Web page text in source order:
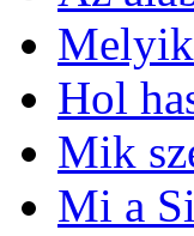
Melyik
Hol
Mik
Mi a